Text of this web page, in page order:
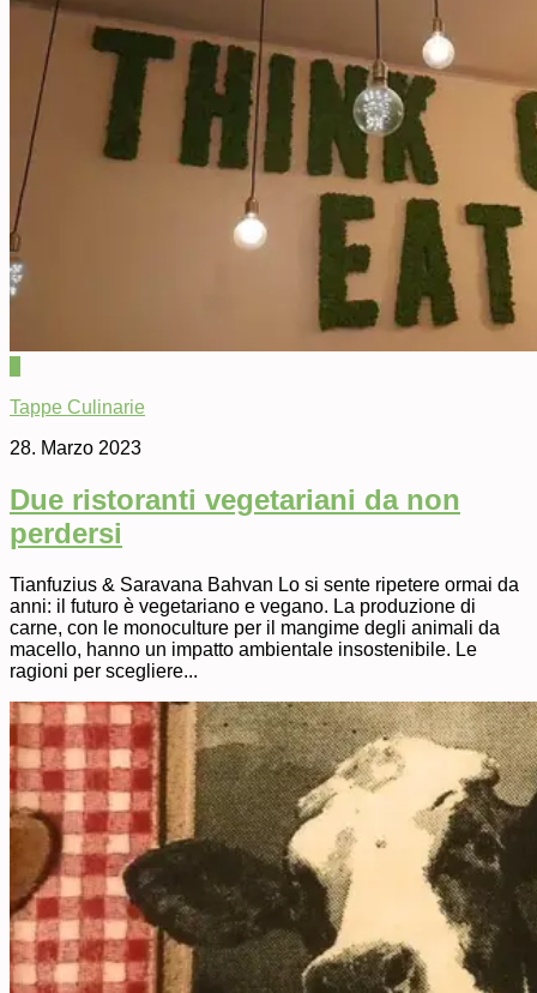
Tappe Culinarie
28. Marzo 2023
Due ristoranti vegetariani da non
perdersi
Tianfuzius & Saravana Bahvan Lo si sente ripetere ormai da
anni: il futuro è vegetariano e vegano. La produzione di
carne, con le monoculture per il mangime degli animali da
macello, hanno un impatto ambientale insostenibile. Le
ragioni per scegliere...